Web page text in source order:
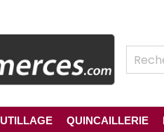
QUINCAILLERIE